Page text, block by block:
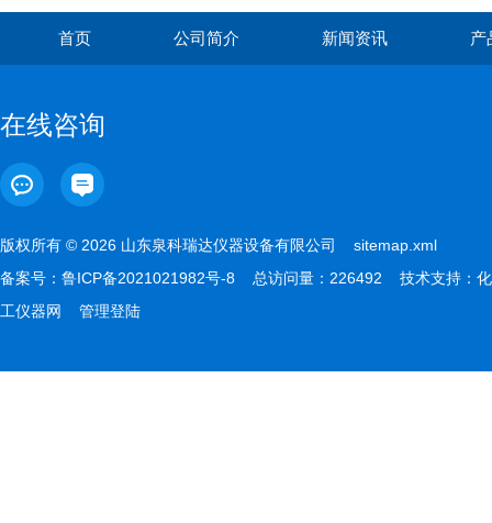
首页 公司简介 新闻资讯 产
在线咨询
版权所有 © 2026 山东泉科瑞达仪器设备有限公司 sitemap.xml
备案号： 鲁ICP备2021021982号-8 总访问量：226492 技术支持： 化
工仪器网
管理登陆